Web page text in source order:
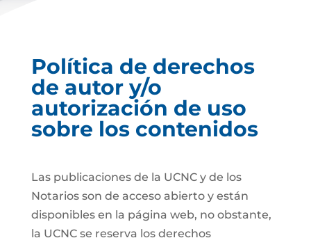
Política de derechos
de autor y/o
autorización de uso
sobre los contenidos
Las publicaciones de la UCNC y de los
Notarios son de acceso abierto y están
disponibles en la página web, no obstante,
la UCNC se reserva los derechos